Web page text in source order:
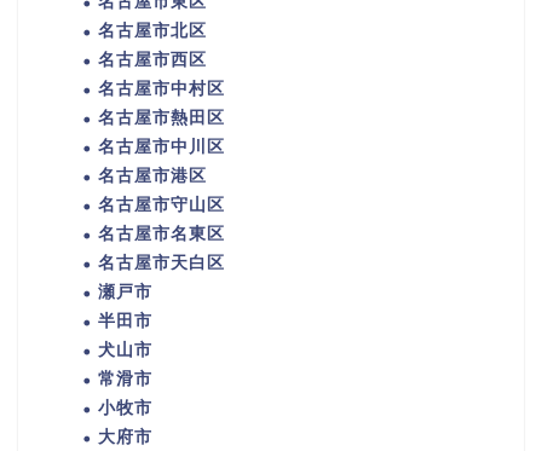
名古屋市北区
名古屋市西区
名古屋市中村区
名古屋市熱田区
名古屋市中川区
名古屋市港区
名古屋市守山区
名古屋市名東区
名古屋市天白区
瀬戸市
半田市
犬山市
常滑市
小牧市
大府市